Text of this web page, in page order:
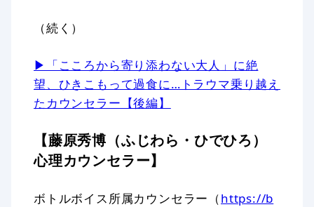
（続く）
▶「こころから寄り添わない大人」に絶
望、ひきこもって過食に…トラウマ乗り越え
たカウンセラー【後編】
【藤原秀博（ふじわら・ひでひろ）
心理カウンセラー】
ボトルボイス所属カウンセラー（https://b